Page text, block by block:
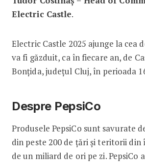
Electric Castle.
Electric Castle 2025 ajunge la cea
va fi găzduit, ca în fiecare an, de
Bonțida, județul Cluj, în perioada
Despre PepsiCo
Produsele PepsiCo sunt savurate
din peste 200 de țări și teritorii din
de un miliard de ori pe zi. PepsiCo